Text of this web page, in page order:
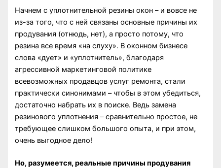
Начнем с уплотнительной резины окон – и вовсе не
из-за того, что с ней связаны основные причины их
продувания (отнюдь, нет), а просто потому, что
резина все время «на слуху». В оконном бизнесе
слова «дует» и «уплотнитель», благодаря
агрессивной маркетинговой политике
всевозможных продавцов услуг ремонта, стали
практически синонимами – чтобы в этом убедиться,
достаточно набрать их в поиске. Ведь замена
резинового уплотнения – сравнительно простое, не
требующее слишком большого опыта, и при этом,
очень выгодное дело!
Но, разумеется, реальные причины продувания